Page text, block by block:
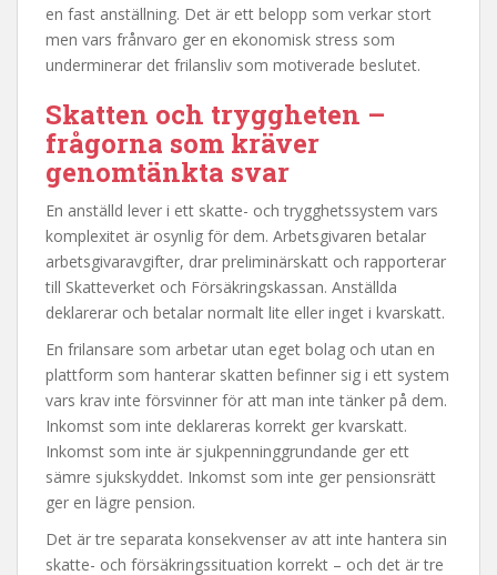
en fast anställning. Det är ett belopp som verkar stort
men vars frånvaro ger en ekonomisk stress som
underminerar det frilansliv som motiverade beslutet.
Skatten och tryggheten –
frågorna som kräver
genomtänkta svar
En anställd lever i ett skatte- och trygghetssystem vars
komplexitet är osynlig för dem. Arbetsgivaren betalar
arbetsgivaravgifter, drar preliminärskatt och rapporterar
till Skatteverket och Försäkringskassan. Anställda
deklarerar och betalar normalt lite eller inget i kvarskatt.
En frilansare som arbetar utan eget bolag och utan en
plattform som hanterar skatten befinner sig i ett system
vars krav inte försvinner för att man inte tänker på dem.
Inkomst som inte deklareras korrekt ger kvarskatt.
Inkomst som inte är sjukpenninggrundande ger ett
sämre sjukskyddet. Inkomst som inte ger pensionsrätt
ger en lägre pension.
Det är tre separata konsekvenser av att inte hantera sin
skatte- och försäkringssituation korrekt – och det är tre